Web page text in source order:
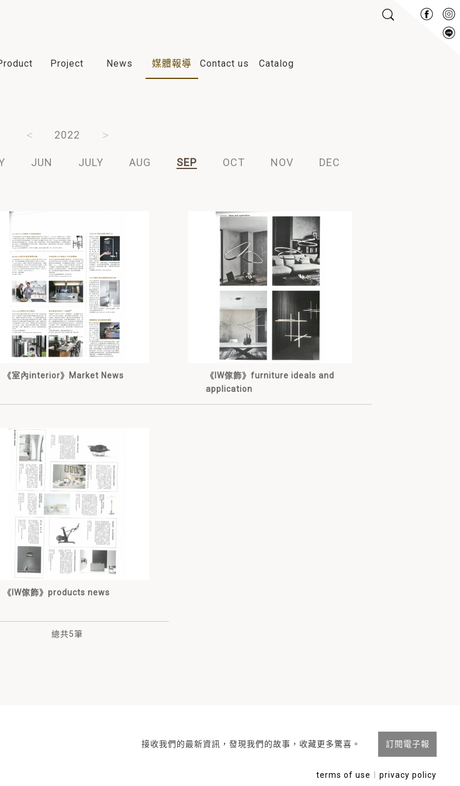
Project News 媒體報導 Contact us Catalog
2022
JUN JULY AUG SEP OCT NOV DEC
《室內interior》Market News
《IW傢飾》furniture ideals and
application
《IW傢飾》products news
總共5筆
接收我們的最新資訊，發現我們的故事，收藏更多驚喜。 訂閱電子報
terms of use privacy policy